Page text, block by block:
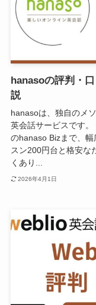
hanasoの評判・
説
hanasoは、独自のメ
英会話サービスです
のhanaso Bizまで、
スン200円台と格安な
くあり...
2026年4月1日